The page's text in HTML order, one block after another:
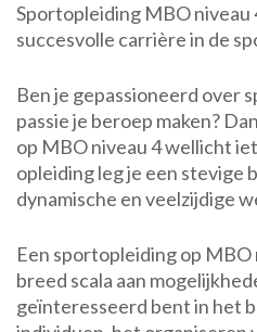
Sleutel
tot
MBO
Niveau
4
Sportopleiding MBO niveau
succesvolle carrière in de
Ben je gepassioneerd over
passie je beroep maken?
op MBO niveau 4 wellicht
opleiding leg je een stevige
dynamische en veelzijdige
Een sportopleiding op MBO
breed scala aan
geïnteresseerd bent in het